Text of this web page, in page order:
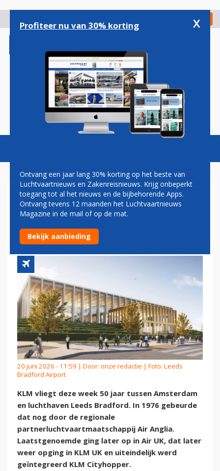
gaan
Check in
Magazine Podcasts Vacatures
KLM 50 JAAR OP DE ROUTE
TUSSEN SCHIPHOL EN LEEDS
BRADFORD
20 juni 2026 - 11:59 | Door: onze redactie | Foto: Leeds
Bradford Airport
KLM vliegt deze week 50 jaar tussen Amsterdam
en luchthaven Leeds Bradford. In 1976 gebeurde
dat nog door de regionale
partnerluchtvaartmaatschappij Air Anglia.
Laatstgenoemde ging later op in Air UK, dat later
weer opging in KLM UK en uiteindelijk werd
geïntegreerd KLM Cityhopper.
Profiteer nu van 30% korting x
Ontvang een jaar lang 30% korting op het beste van
Luchtvaartnieuws en Zakenreisnieuws. Krijg onbeperkt
toegang tot al het nieuws en de bijbehorende Apps.
Ontvang tevens 12 maanden het Luchtvaartnieuws
Magazine in de mail of op de mat.
Bekijk aanbieding